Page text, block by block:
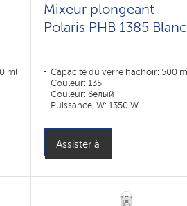
ml
Mixeur plongeant
Polaris PHB 1385 Blanc
Capacité du verre hachoir: 500
Couleur: 135
Couleur: белый
Puissance, W: 1350 W
Assister à